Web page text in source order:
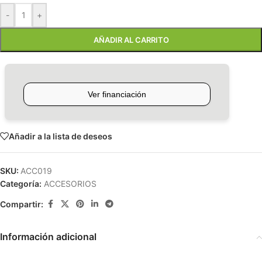
- +
AÑADIR AL CARRITO
Añadir a la lista de deseos
SKU: ACC019
Categoría: ACCESORIOS
Compartir:
Información adicional